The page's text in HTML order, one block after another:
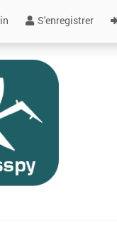
S'enregistrer